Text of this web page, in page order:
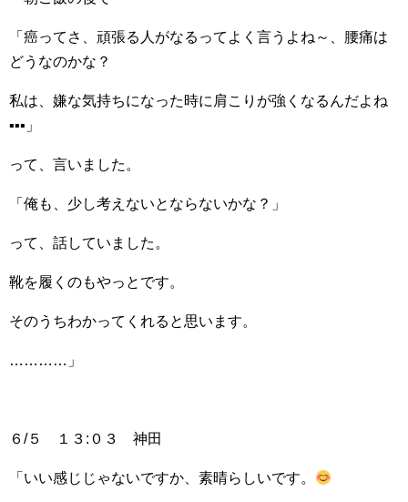
「癌ってさ、頑張る人がなるってよく言うよね～、腰痛は
どうなのかな？
私は、嫌な気持ちになった時に肩こりが強くなるんだよね
▪▪▪」
って、言いました。
「俺も、少し考えないとならないかな？」
って、話していました。
靴を履くのもやっとです。
そのうちわかってくれると思います。
…………」
６/５ １３:０３ 神田
「いい感じじゃないですか、素晴らしいです。